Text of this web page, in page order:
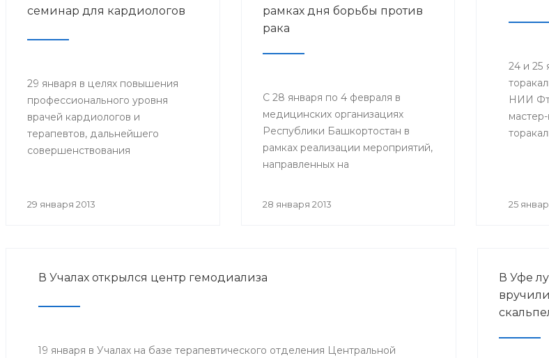
семинар для кардиологов
29 января в целях повышения
профессионального уровня
врачей кардиологов и
терапевтов, дальнейшего
совершенствования
Школа-семинар «Новости
29 января 2013
рамках дня борьбы против
рака
С 28 января по 4 февраля в
медицинских организациях
Республики Башкортостан в
рамках реализации мероприятий,
направленных на
«Международного союза по
посвященные Всемирному дню
28 января 2013
24 и 25
НИИ
25
В Учалах открылся центр гемодиализа
19 января в Учалах на базе терапевтического отделения Центральной
В Уфе